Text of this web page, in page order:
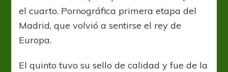
el cuarto. Pornográfica primera etapa del
Madrid, que volvió a sentirse el rey de
Europa.
El quinto tuvo su sello de calidad y fue de la